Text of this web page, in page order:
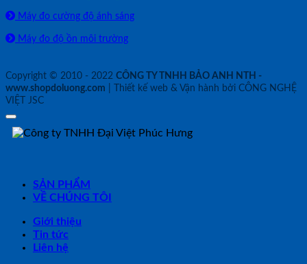
Máy đo cường độ ánh sáng
Máy đo độ ồn môi trường
Copyright © 2010 - 2022 CÔNG TY TNHH BẢO ANH NTH -
www.shopdoluong.com | Thiết kế web & Vận hành bởi CÔNG NGHỆ
VIỆT JSC
SẢN PHẨM
VỀ CHÚNG TÔI
Giới thiệu
Tin tức
Liên hệ